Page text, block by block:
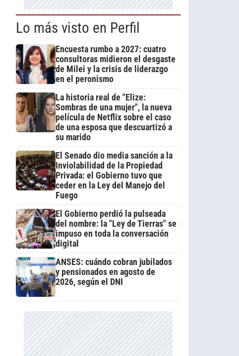
Lo más visto en Perfil
Encuesta rumbo a 2027: cuatro
consultoras midieron el desgaste
de Milei y la crisis de liderazgo
en el peronismo
La historia real de "Elize:
Sombras de una mujer", la nueva
película de Netflix sobre el caso
de una esposa que descuartizó a
su marido
El Senado dio media sanción a la
Inviolabilidad de la Propiedad
Privada: el Gobierno tuvo que
ceder en la Ley del Manejo del
Fuego
El Gobierno perdió la pulseada
del nombre: la "Ley de Tierras" se
impuso en toda la conversación
digital
ANSES: cuándo cobran jubilados
y pensionados en agosto de
2026, según el DNI